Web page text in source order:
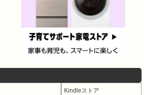
Kindleストア